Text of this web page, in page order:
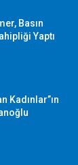
Basın
Yaptı
Kadınlar”ın